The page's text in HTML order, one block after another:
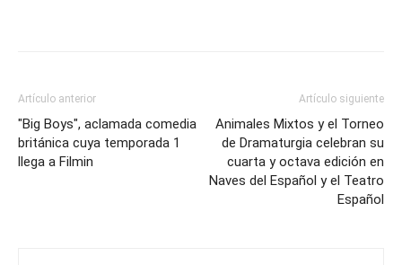
Artículo anterior
"Big Boys", aclamada comedia
británica cuya temporada 1
llega a Filmin
Artículo siguiente
Animales Mixtos y el Torneo
de Dramaturgia celebran su
cuarta y octava edición en
Naves del Español y el Teatro
Español